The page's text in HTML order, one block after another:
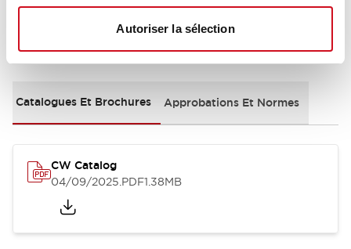
Autoriser la sélection
Documents et fichiers
Catalogues Et Brochures Approbations Et Normes
CW Catalog
04/09/2025.PDF1.38MB